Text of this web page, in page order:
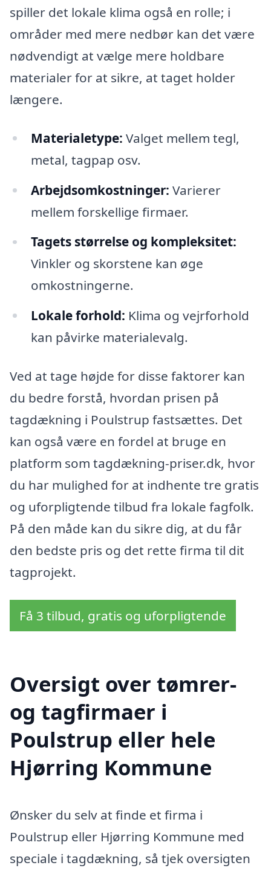
spiller det lokale klima også en rolle; i
områder med mere nedbør kan det være
nødvendigt at vælge mere holdbare
materialer for at sikre, at taget holder
længere.
Materialetype: Valget mellem tegl,
metal, tagpap osv.
Arbejdsomkostninger: Varierer
mellem forskellige firmaer.
Tagets størrelse og kompleksitet:
Vinkler og skorstene kan øge
omkostningerne.
Lokale forhold: Klima og vejrforhold
kan påvirke materialevalg.
Ved at tage højde for disse faktorer kan
du bedre forstå, hvordan prisen på
tagdækning i Poulstrup fastsættes. Det
kan også være en fordel at bruge en
platform som tagdækning-priser.dk, hvor
du har mulighed for at indhente tre gratis
og uforpligtende tilbud fra lokale fagfolk.
På den måde kan du sikre dig, at du får
den bedste pris og det rette firma til dit
tagprojekt.
Få 3 tilbud, gratis og uforpligtende
Oversigt over tømrer-
og tagfirmaer i
Poulstrup eller hele
Hjørring Kommune
Ønsker du selv at finde et firma i
Poulstrup eller Hjørring Kommune med
speciale i tagdækning, så tjek oversigten